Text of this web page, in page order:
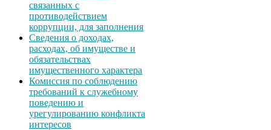
связанных с
противодействием
коррупции, для заполнения
Сведения о доходах,
расходах, об имуществе и
обязательствах
имущественного характера
Комиссия по соблюдению
требований к служебному
поведению и
урегулированию конфликта
интересов